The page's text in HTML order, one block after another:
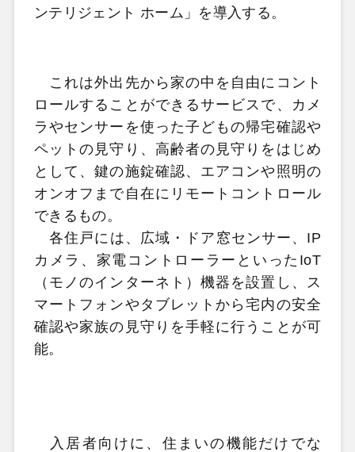
ンテリジェント ホーム」を導入する。
これは外出先から家の中を自由にコント
ロールすることができるサービスで、カメ
ラやセンサーを使った子どもの帰宅確認や
ペットの見守り、高齢者の見守りをはじめ
として、鍵の施錠確認、エアコンや照明の
オンオフまで自在にリモートコントロール
できるもの。
各住戸には、広域・ドア窓センサー、IP
カメラ、家電コントローラーといったIoT
（モノのインターネト）機器を設置し、ス
マートフォンやタブレットから宅内の安全
確認や家族の見守りを手軽に行うことが可
能。
入居者向けに、住まいの機能だけでな